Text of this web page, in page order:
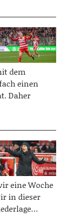
dem
einen
Daher
eine Woche
in dieser